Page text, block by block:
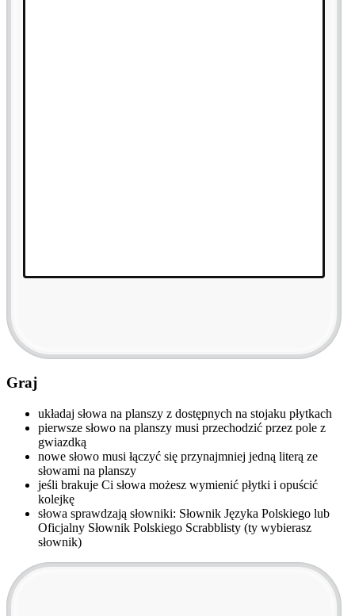
Graj
układaj słowa na planszy z dostępnych na stojaku płytkach
pierwsze słowo na planszy musi przechodzić przez pole z
gwiazdką
nowe słowo musi łączyć się przynajmniej jedną literą ze
słowami na planszy
jeśli brakuje Ci słowa możesz wymienić płytki i opuścić
kolejkę
słowa sprawdzają słowniki: Słownik Języka Polskiego lub
Oficjalny Słownik Polskiego Scrabblisty (ty wybierasz
słownik)